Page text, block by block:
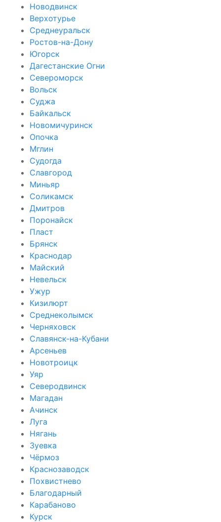
Новодвинск
Верхотурье
Среднеуральск
Ростов-на-Дону
Югорск
Дагестанские Огни
Североморск
Вольск
Суджа
Байкальск
Новомичуринск
Опочка
Мглин
Судогда
Славгород
Миньяр
Соликамск
Дмитров
Поронайск
Пласт
Брянск
Краснодар
Майский
Невельск
Ужур
Кизилюрт
Среднеколымск
Черняховск
Славянск-на-Кубани
Арсеньев
Новотроицк
Уяр
Северодвинск
Магадан
Ачинск
Луга
Нягань
Зуевка
Чёрмоз
Краснозаводск
Похвистнево
Благодарный
Карабаново
Курск